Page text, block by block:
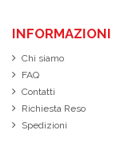
INFORMAZIONI
Chi siamo
FAQ
Contatti
Richiesta Reso
Spedizioni